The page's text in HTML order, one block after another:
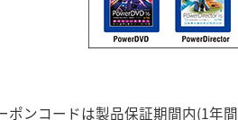
ポンコードは製品保証期間内(1年